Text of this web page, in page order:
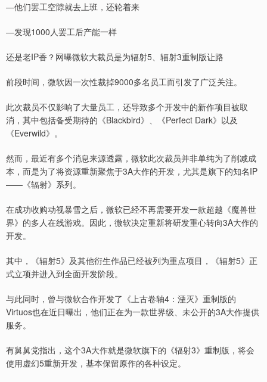
—他们罢工空隙就去上班，还轮着来
—发现1000人罢工后产能一样
还是老IP香？网曝微软大裁员是为辐射5、辐射3重制版让路
前段时间，微软因一次性裁掉9000多名员工而引发了广泛关注。
此次裁员不仅影响了大量员工，还导致多个开发中的新作项目被取
消，其中包括备受期待的《Blackbird》、《Perfect Dark》以及
《Everwild》。
然而，最近有多个消息来源透露，微软此次裁员并非单纯为了削减成
本，而是为了将资源重新聚焦于3A大作的开发，尤其是旗下的知名IP
——《辐射》系列。
在成功收购动视暴雪之后，微软已经不再需要开发一款超越《魔兽世
界》的多人在线游戏。因此，微软决定重新将研发重心转向3A大作的
开发。
其中，《辐射5》及其他衍生作品已经被列为重点项目，《辐射5》正
式立项并进入到全面开发阶段。
与此同时，曾与微软合作开发了《上古卷轴4：湮灭》重制版的
Virtuos也在近日曝出，他们正在为一款世界级、未公开的3A大作提供
服务。
有舅舅党指出，这个3A大作就是微软旗下的《辐射3》重制版，将会
使用虚幻5重新开发，基本保留原作的各种设定。